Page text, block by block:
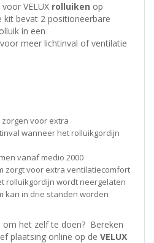
VELUX rolluiken op
kit bevat 2 positioneerbare
in een
voor meer lichtinval of ventilatie
voor extra
wanneer het rolluikgordijn
vanaf medio 2000
zorgt voor extra ventilatiecomfort
rolluikgordijn wordt neergelaten
kan in drie standen worden
het zelf te doen? Bereken
plaatsing online op de VELUX